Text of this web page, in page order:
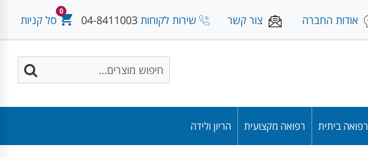
אודות החברה צור קשר שירות לקוחות 04-8411003 סל קניות
0
רפואה ביתית רפואה מקצועית הריון ולידה